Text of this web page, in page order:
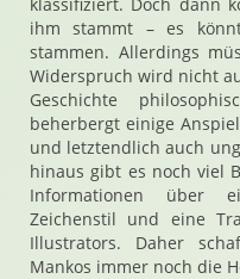
ihm stammt – es
stammen. Allerdings
Widerspruch wird nicht
Geschichte
beherbergt einige
und letztendlich auch
hinaus gibt es noch viel
Informationen über
Zeichenstil und eine
Illustrators. Daher
Mankos immer noch die